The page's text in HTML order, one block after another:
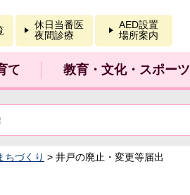
休日当番医
夜間診療
AED設置
場所案内
て 教育・文化・スポーツ
ちづくり > 井戸の廃止・変更等届出